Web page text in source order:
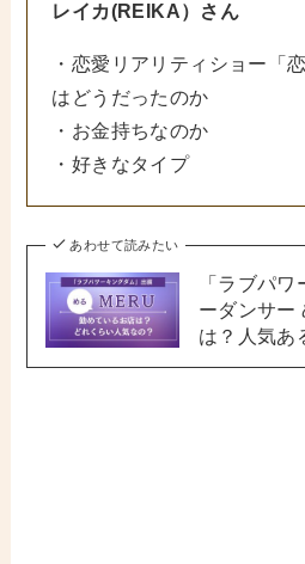
レイカ(REIKA）さん
・恋愛リアリティショー「
はどうだったのか
・お金持ちなのか
・好きなタイプ
あわせて読みたい
「ラブパ
ーダンサー
は？人気あ